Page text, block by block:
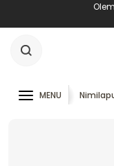
MENU